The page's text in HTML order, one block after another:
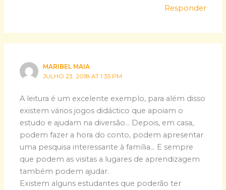
Responder
MARIBEL MAIA
JULHO 23, 2018 AT 1:35 PM
A leitura é um excelente exemplo, para além disso
existem vários jogos didáctico que apoiam o
estudo e ajudam na diversão… Depois, em casa,
podem fazer a hora do conto, podem apresentar
uma pesquisa interessante à família… E sempre
que podem as visitas a lugares de aprendizagem
também podem ajudar.
Existem alguns estudantes que poderão ter